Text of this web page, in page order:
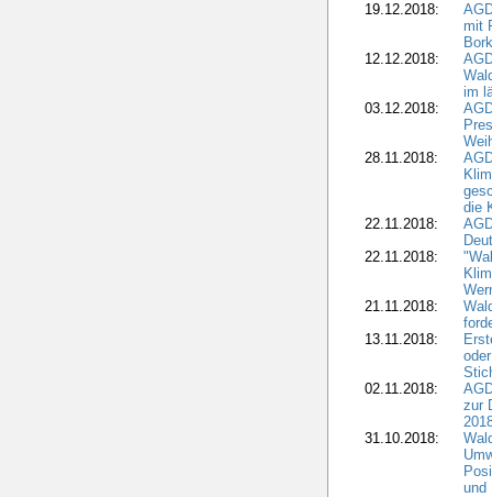
19.12.2018:
mit
12.12.2018:
im
03.12.2018:
28.11.2018:
die
22.11.2018:
22.11.2018:
21.11.2018:
13.11.2018:
02.11.2018:
zur
31.10.2018:
und